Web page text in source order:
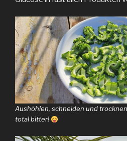
Aushöhlen, schneiden und
total bitter!